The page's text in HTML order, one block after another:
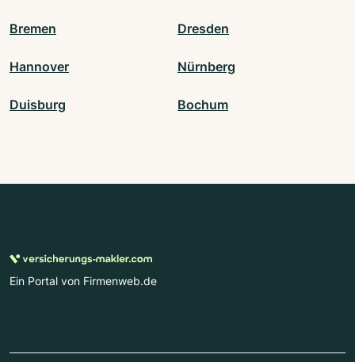
Bremen Dresden
Hannover Nürnberg
Duisburg Bochum
Ein Portal von Firmenweb.de